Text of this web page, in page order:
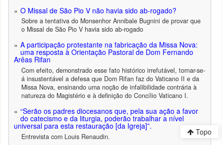
O Missal de São Pio V não havia sido ab-rogado?
Sobre a tentativa do Monsenhor Annibale Bugnini de provar que
o Missal de São Pio V havia sido ab-rogado
A participação protestante na fabricação da Missa Nova:
uma resposta à Orientação Pastoral de Dom Fernando
Arêas Rifan
Com efeito, demonstrado esse fato histórico irrefutável, tornar-se-
á insustentável a defesa que Dom Rifan faz do Vaticano II e da
Missa Nova, ensinando uma noção de infalibilidade contrária à
natureza do Magistério e à definição do Concílio Vaticano I.
“Serão os padres diocesanos que, pela sua ação a favor
do catecismo e da liturgia, poderão trabalhar a nível
universal para esta restauração [da Igreja]”.
Entrevista com Louis Renaudin. Topo